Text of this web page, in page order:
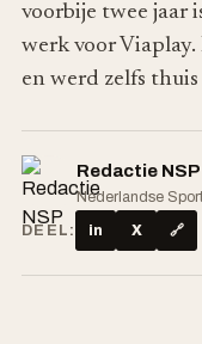
voorbije twee jaar
werk voor
en werd zelfs
Redactie NSP
Nederlandse
DEEL:
in X 🔗